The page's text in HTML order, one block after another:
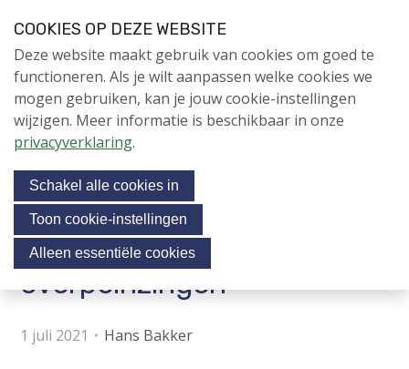
J
m
Contactpersoon
i
c
Menu
Professorale
overpeinzingen
1 juli 2021 Hans Bakker
NIEUWS
NAPNIEUWS
NIEUWSARCHIEF
Jubileumjaar
COOKIES OP DEZE WEBSITE
Deze website maakt gebruik van cookies om goed te
functioneren. Als je wilt aanpassen welke cookies we
mogen gebruiken, kan je jouw cookie-instellingen
wijzigen. Meer informatie is beschikbaar in onze
privacyverklaring.
Schakel alle cookies in
Toon cookie-instellingen
Alleen essentiële cookies